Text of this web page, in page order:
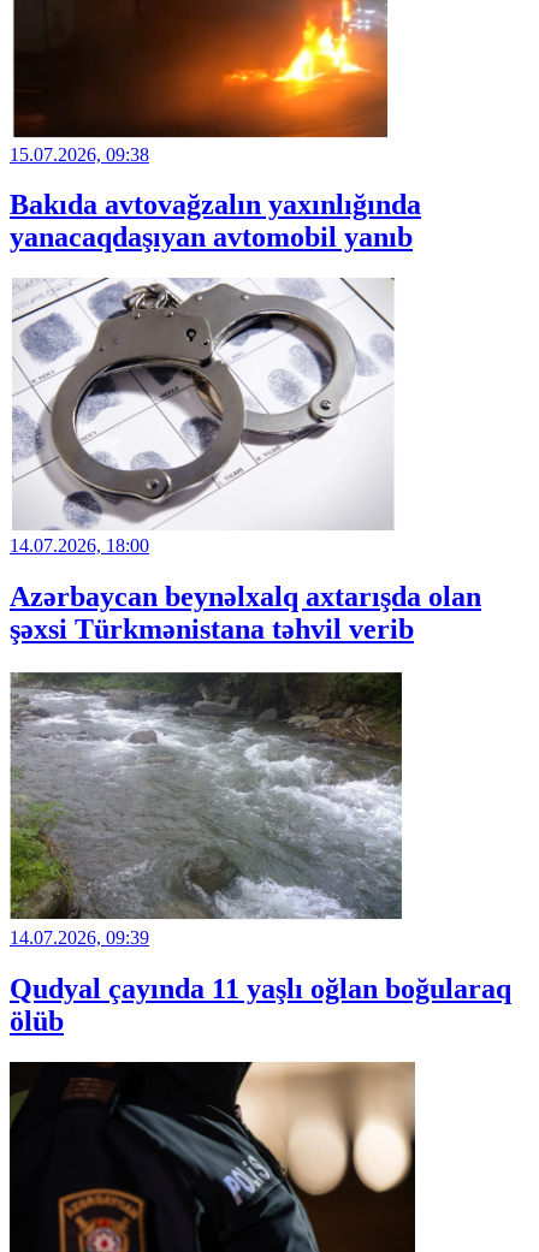
15.07.2026, 09:38
Bakıda avtovağzalın yaxınlığında
yanacaqdaşıyan avtomobil yanıb
14.07.2026, 18:00
Azərbaycan beynəlxalq axtarışda olan
şəxsi Türkmənistana təhvil verib
14.07.2026, 09:39
Qudyal çayında 11 yaşlı oğlan boğularaq
ölüb